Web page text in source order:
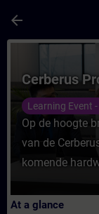
arrow_back
Course -
Cerberus
Learning Event
Op de hoogte
van de
komende
At a glance